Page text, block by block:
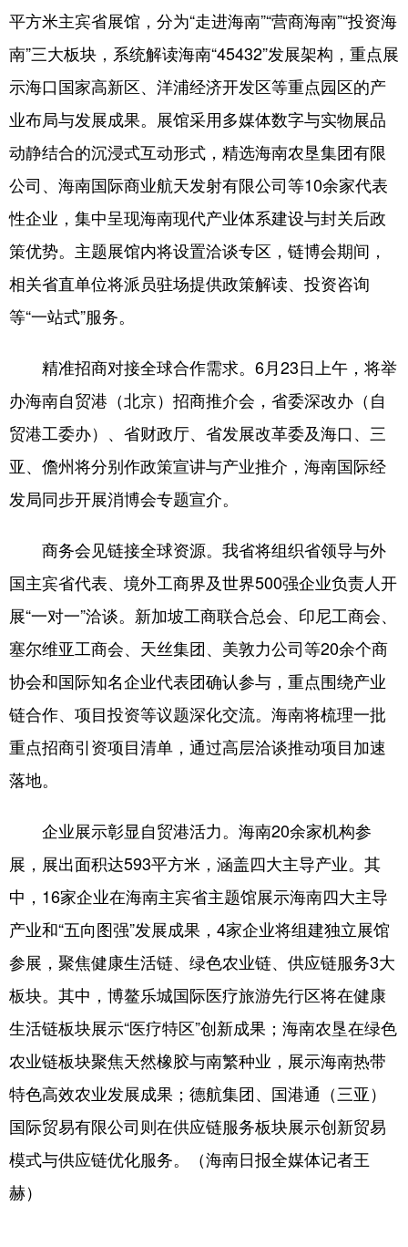
平方米主宾省展馆，分为“走进海南”“营商海南”“投资海
南”三大板块，系统解读海南“45432”发展架构，重点展
示海口国家高新区、洋浦经济开发区等重点园区的产
业布局与发展成果。展馆采用多媒体数字与实物展品
动静结合的沉浸式互动形式，精选海南农垦集团有限
公司、海南国际商业航天发射有限公司等10余家代表
性企业，集中呈现海南现代产业体系建设与封关后政
策优势。主题展馆内将设置洽谈专区，链博会期间，
相关省直单位将派员驻场提供政策解读、投资咨询
等“一站式”服务。
精准招商对接全球合作需求。6月23日上午，将举
办海南自贸港（北京）招商推介会，省委深改办（自
贸港工委办）、省财政厅、省发展改革委及海口、三
亚、儋州将分别作政策宣讲与产业推介，海南国际经
发局同步开展消博会专题宣介。
商务会见链接全球资源。我省将组织省领导与外
国主宾省代表、境外工商界及世界500强企业负责人开
展“一对一”洽谈。新加坡工商联合总会、印尼工商会、
塞尔维亚工商会、天丝集团、美敦力公司等20余个商
协会和国际知名企业代表团确认参与，重点围绕产业
链合作、项目投资等议题深化交流。海南将梳理一批
重点招商引资项目清单，通过高层洽谈推动项目加速
落地。
企业展示彰显自贸港活力。海南20余家机构参
展，展出面积达593平方米，涵盖四大主导产业。其
中，16家企业在海南主宾省主题馆展示海南四大主导
产业和“五向图强”发展成果，4家企业将组建独立展馆
参展，聚焦健康生活链、绿色农业链、供应链服务3大
板块。其中，博鳌乐城国际医疗旅游先行区将在健康
生活链板块展示“医疗特区”创新成果；海南农垦在绿色
农业链板块聚焦天然橡胶与南繁种业，展示海南热带
特色高效农业发展成果；德航集团、国港通（三亚）
国际贸易有限公司则在供应链服务板块展示创新贸易
模式与供应链优化服务。（海南日报全媒体记者王
赫）